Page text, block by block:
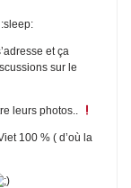
et ça
sur le
leurs photos..
100 % ( d’où la